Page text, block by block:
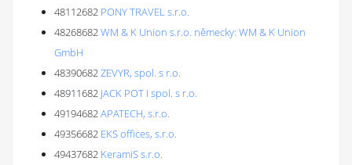
48112682 PONY TRAVEL s.r.o.
48268682WM & K Union s.r.o. německy: WM & K Union
GmbH
48390682ZEVYR, spol. s r.o.
48911682 JACK POT I spol. s r.o.
49194682APATECH, s.r.o.
49356682 EKS offices, s.r.o.
49437682 KeramiS s.r.o.